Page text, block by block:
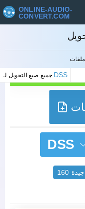
ONLINE-AUDIO-
CONVERT.COM
DSS
DSS